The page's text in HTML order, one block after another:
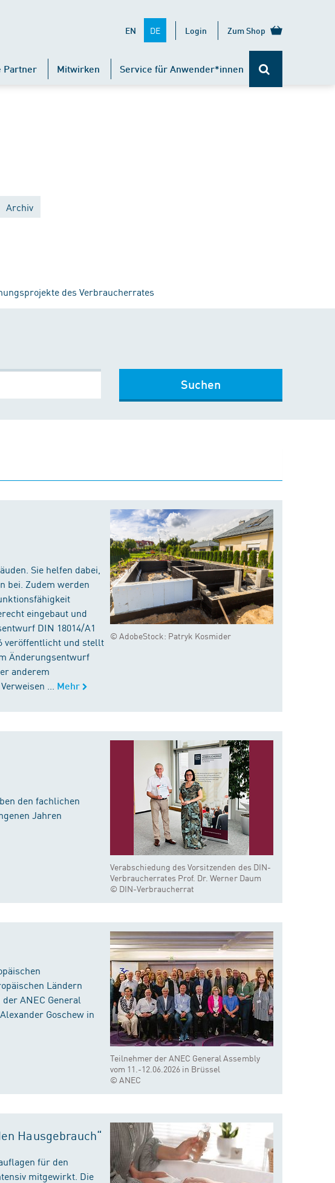
EN DE Login Zum Shop
Partner Mitwirken Service für Anwender*innen
Archiv
des Verbraucherrates
Suchen
© AdobeStock: Patryk Kosmider
Sie helfen dabei,
bei. Zudem werden
eingebaut und
DIN 18014/A1
veröffentlicht und stellt
Änderungsentwurf
anderem
...
Mehr
Verabschiedung des Vorsitzenden des DIN-
Verbraucherrates Prof. Dr. Werner Daum
© DIN-Verbraucherrat
den fachlichen
Jahren
Teilnehmer der ANEC General Assembly
vom 11.-12.06.2026 in Brüssel
© ANEC
Ländern
ANEC General
Goschew in
Hausgebrauch“
für den
mitgewirkt. Die